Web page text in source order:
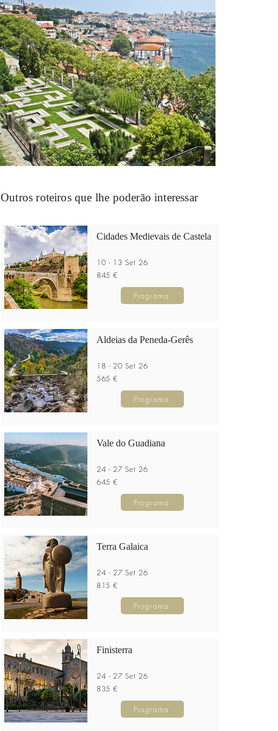
Outros roteiros que lhe poderão interessar
Cidades Medievais de Castela
10 - 13 Set 26
845 €
Programa
Aldeias da Peneda-Gerês
18 - 20 Set 26
565 €
Programa
Vale do Guadiana
24 - 27 Set 26
645 €
Programa
Terra Galaica
24 - 27 Set 26
815 €
Programa
Finisterra
24 - 27 Set 26
835 €
Programa